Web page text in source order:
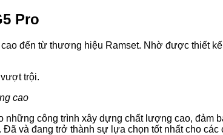
Pro
đến từ thương hiệu Ramset. Nhờ được thiết
trội.
cao
những công trình xây dựng chất lượng cao,
và đang trở thành sự lựa chọn tốt nhất cho các